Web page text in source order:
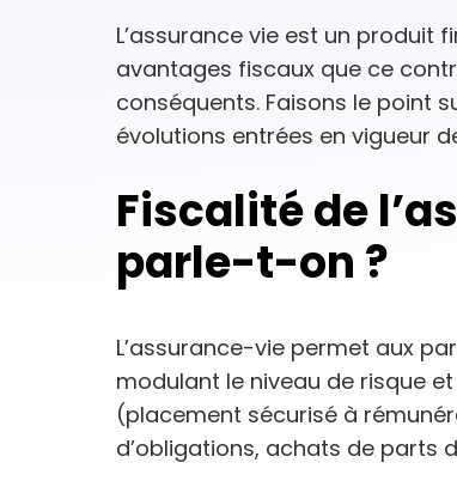
L’assurance vie est un produit
avantages fiscaux que ce
conséquents. Faisons le point
évolutions entrées en vigueur
Fiscalité de
parle-t-on ?
L’assurance-vie permet aux
modulant le niveau de risque
(placement sécurisé à
d’obligations, achats de parts